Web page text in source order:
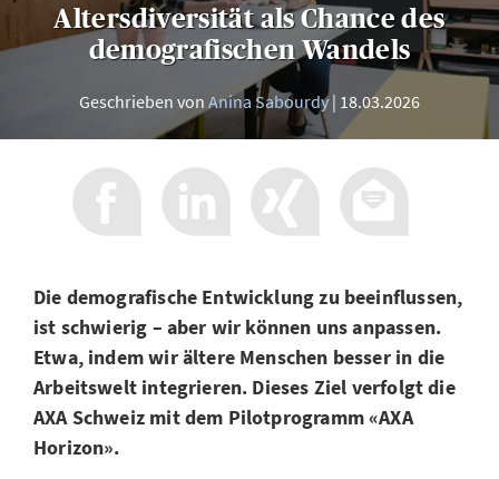
Altersdiversität als Chance des
demografischen Wandels
Geschrieben von Anina Sabourdy 18.03.2026
Die demografische Entwicklung zu beeinflussen,
ist schwierig – aber wir können uns anpassen.
Etwa, indem wir ältere Menschen besser in die
Arbeitswelt integrieren. Dieses Ziel verfolgt die
AXA Schweiz mit dem Pilotprogramm «AXA
Horizon».